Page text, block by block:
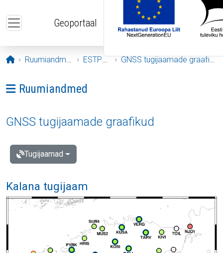
Geoportaal
Avaleht
Ruumiandmed ESTPOS GNSS tugijaamade graafikud
Ava menüü: Ruumiandmed
Ruumiandmed
GNSS tugijaamade graafikud
Tugijaamad
Kalana tugijaam